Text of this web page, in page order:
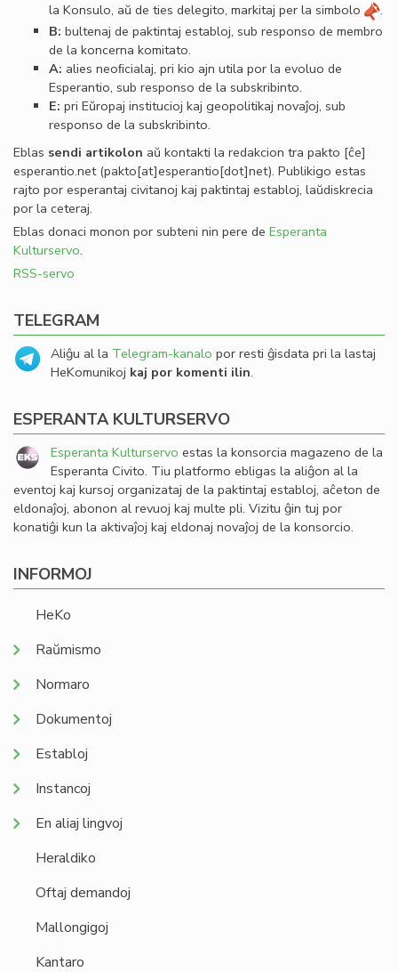
la Konsulo, aŭ de ties delegito, markitaj per la simbolo
.
B: bultenaj de paktintaj establoj, sub responso de membro
de la koncerna komitato.
A: alies neoﬁcialaj, pri kio ajn utila por la evoluo de
Esperantio, sub responso de la subskribinto.
E: pri Eŭropaj institucioj kaj geopolitikaj novaĵoj, sub
responso de la subskribinto.
Eblas sendi artikolon aŭ kontakti la redakcion tra pakto [ĉe]
esperantio.net(pakto[at]esperantio[dot]net). Publikigo estas
rajto por esperantaj civitanoj kaj paktintaj establoj, laŭdiskrecia
por la ceteraj.
Eblas donaci monon por subteni nin pere de Esperanta
Kulturservo.
RSS-servo
TELEGRAM
Aliĝu al la Telegram-kanalo por resti ĝisdata pri la lastaj
HeKomunikoj kaj por komenti ilin.
ESPERANTA KULTURSERVO
Esperanta Kulturservo estas la konsorcia magazeno de la
Esperanta Civito. Tiu platformo ebligas la aliĝon al la
eventoj kaj kursoj organizataj de la paktintaj establoj, aĉeton de
eldonaĵoj, abonon al revuoj kaj multe pli. Vizitu ĝin tuj por
konatiĝi kun la aktivaĵoj kaj eldonaj novaĵoj de la konsorcio.
INFORMOJ
HeKo
Raŭmismo
Normaro
Dokumentoj
Establoj
Instancoj
En aliaj lingvoj
Heraldiko
Oftaj demandoj
Mallongigoj
Kantaro